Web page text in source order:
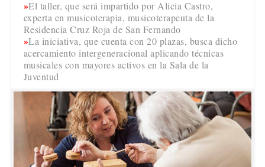
El taller, que será impartido por Alicia Castro,
experta en musicoterapia, musicoterapeuta de la
Residencia Cruz Roja de San Fernando
La iniciativa, que cuenta con 20 plazas, busca dicho
acercamiento intergeneracional aplicando técnicas
musicales con mayores activos en la Sala de la
Juventud